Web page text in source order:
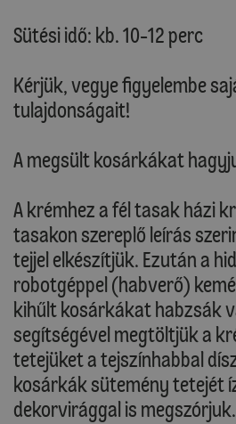
Sütési idő: kb. 10-12 perc
Kérjük, vegye figyelembe
tulajdonságait!
A megsült kosárkákat
A krémhez a fél tasak házi
tasakon szereplő leírás
tejjel elkészítjük. Ezután a
robotgéppel (habverő)
kihűlt kosárkákat habzsák
segítségével megtöltjük a
tetejüket a tejszínhabbal
kosárkák sütemény tetejét
dekorvirággal is megszórjuk.